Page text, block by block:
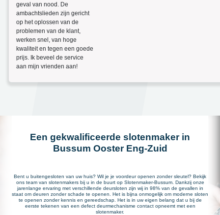
geval van nood. De
ambachtslieden zijn gericht
op het oplossen van de
problemen van de klant,
werken snel, van hoge
kwaliteit en tegen een goede
prijs. Ik beveel de service
aan mijn vrienden aan!
Een gekwalificeerde slotenmaker in
Bussum Ooster Eng-Zuid
Bent u buitengesloten van uw huis? Wil je je voordeur openen zonder sleutel? Bekijk
ons team van slotenmakers bij u in de buurt op Slotenmaker-Bussum. Dankzij onze
jarenlange ervaring met verschillende deursloten zijn wij in 98% van de gevallen in
staat om deuren zonder schade te openen. Het is bijna onmogelijk om moderne sloten
te openen zonder kennis en gereedschap. Het is in uw eigen belang dat u bij de
eerste tekenen van een defect deurmechanisme contact opneemt met een
slotenmaker.